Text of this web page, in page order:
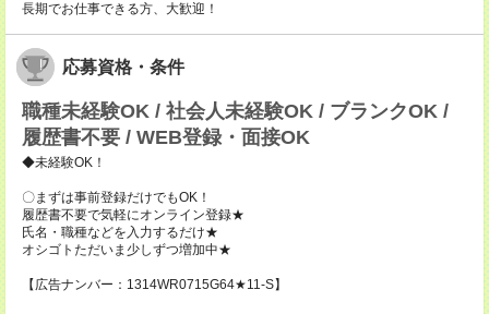
長期でお仕事できる方、大歓迎！
応募資格・条件
職種未経験OK / 社会人未経験OK / ブランクOK /
履歴書不要 / WEB登録・面接OK
◆未経験OK！
〇まずは事前登録だけでもOK！
履歴書不要で気軽にオンライン登録★
氏名・職種などを入力するだけ★
オシゴトただいま少しずつ増加中★
【広告ナンバー：1314WR0715G64★11-S】